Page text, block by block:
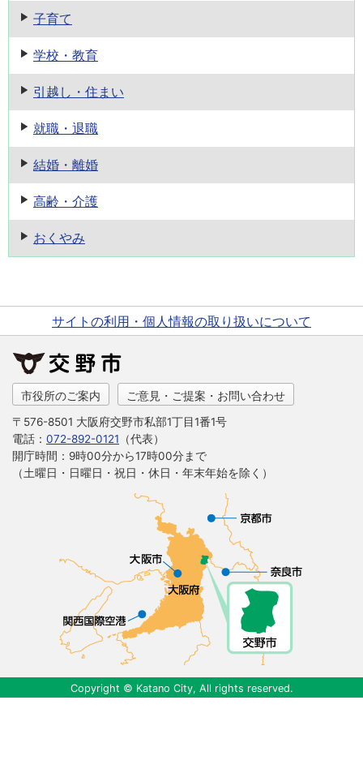
子育て
学校・教育
引越し・住まい
就職・退職
結婚・離婚
高齢・介護
おくやみ
サイトの利用・個人情報の取り扱いについて
市役所のご案内 ご意見・ご提案・お問い合わせ
〒576-8501 大阪府交野市私部1丁目1番1号
電話： 072-892-0121 （代表）
開庁時間：9時00分から17時00分まで
（土曜日・日曜日・祝日・休日・年末年始を除く）
Copyright © Katano City, All rights reserved.